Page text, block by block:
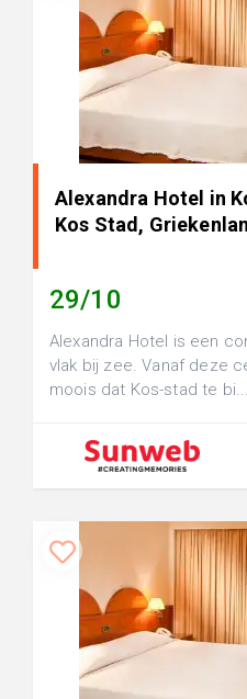
Alexandra Hotel in
Kos Stad,
29/10
Alexandra Hotel is een
vlak bij zee. Vanaf deze
moois dat Kos-stad te bi...